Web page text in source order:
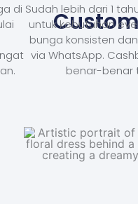
di Sudah lebih dari 1
untuk kebutuhan
bunga konsisten
via WhatsApp.
benar-benar